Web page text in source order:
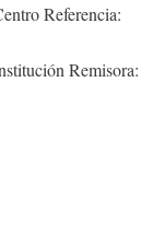
Referencia:
Remisora: